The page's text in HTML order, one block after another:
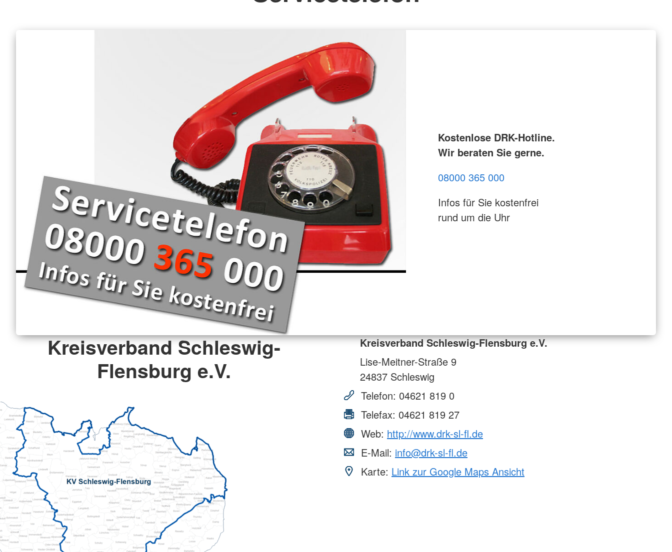
Kostenlose DRK-Hotline.
Wir beraten Sie gerne.
08000 365 000
Infos für Sie kostenfrei
rund um die Uhr
Kreisverband Schleswig-
Flensburg e.V.
Kreisverband Schleswig-Flensburg e.V.
Lise-Meitner-Straße 9
24837 Schleswig
Telefon: 04621 819 0
Telefax: 04621 819 27
Web: http://www.drk-sl-fl.de
E-Mail: info@drk-sl-fl.de
Karte: Link zur Google Maps Ansicht